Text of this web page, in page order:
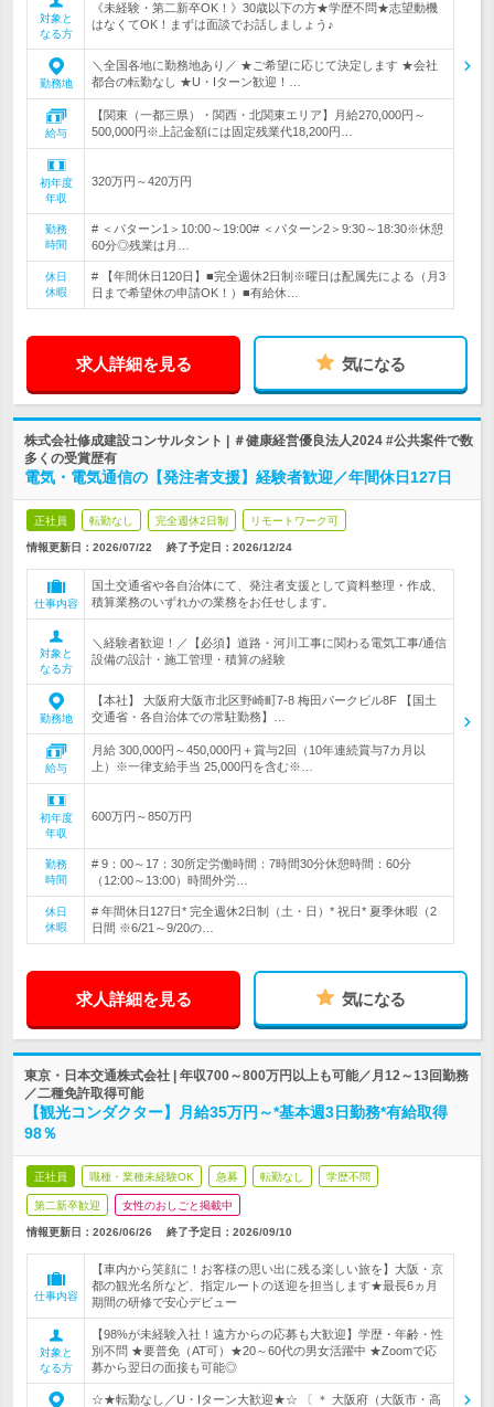
対象と
なる方
《未経験・第二新卒OK！》30歳以下の方★学歴不問★志望動機
はなくてOK！まずは面談でお話しましょう♪
勤務地
＼全国各地に勤務地あり／ ★ご希望に応じて決定します ★会社
都合の転勤なし ★U・Iターン歓迎！…
給与
【関東（一都三県）・関西・北関東エリア】月給270,000円～
500,000円※上記金額には固定残業代18,200円…
初年度
年収
320万円～420万円
勤務
時間
# ＜パターン1＞10:00～19:00# ＜パターン2＞9:30～18:30※休憩
60分◎残業は月…
休日
休暇
# 【年間休日120日】■完全週休2日制※曜日は配属先による（月3
日まで希望休の申請OK！）■有給休…
求人詳細を見る 気になる
株式会社修成建設コンサルタント | ＃健康経営優良法人2024 #公共案件で数
多くの受賞歴有
電気・電気通信の【発注者支援】経験者歓迎／年間休日127日
正社員 転勤なし 完全週休2日制 リモートワーク可
情報更新日：2026/07/22 終了予定日： 2026/12/24
仕事内容
国土交通省や各自治体にて、発注者支援として資料整理・作成、
積算業務のいずれかの業務をお任せします。
対象と
なる方
＼経験者歓迎！／【必須】道路・河川工事に関わる電気工事/通信
設備の設計・施工管理・積算の経験
勤務地
【本社】 大阪府大阪市北区野崎町7-8 梅田パークビル8F 【国土
交通省・各自治体での常駐勤務】…
給与
月給 300,000円～450,000円＋賞与2回（10年連続賞与7カ月以
上）※一律支給手当 25,000円を含む※…
初年度
年収
600万円～850万円
勤務
時間
# 9：00～17：30所定労働時間：7時間30分休憩時間：60分
（12:00～13:00）時間外労…
休日
休暇
# 年間休日127日* 完全週休2日制（土・日）* 祝日* 夏季休暇（2
日間 ※6/21～9/20の…
求人詳細を見る 気になる
東京・日本交通株式会社 | 年収700～800万円以上も可能／月12～13回勤務
／二種免許取得可能
【観光コンダクター】月給35万円～*基本週3日勤務*有給取得
98％
正社員 職種・業種未経験OK 急募 転勤なし 学歴不問
第二新卒歓迎 女性のおしごと掲載中
情報更新日：2026/06/26 終了予定日： 2026/09/10
仕事内容
【車内から笑顔に！お客様の思い出に残る楽しい旅を】大阪・京
都の観光名所など、指定ルートの送迎を担当します★最長6ヵ月
期間の研修で安心デビュー
対象と
なる方
【98%が未経験入社！遠方からの応募も大歓迎】学歴・年齢・性
別不問 ★要普免（AT可）★20～60代の男女活躍中 ★Zoomで応
募から翌日の面接も可能◎
☆★転勤なし／U・Iターン大歓迎★☆ 〔 ＊ 大阪府（大阪市・高